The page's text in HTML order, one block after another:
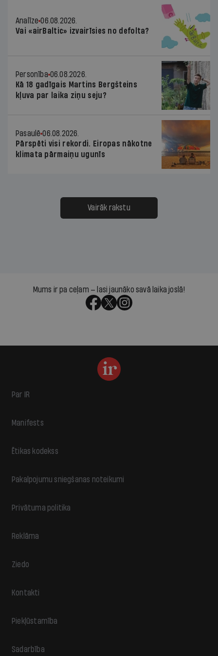
Analīze 06.08.2026.
Vai «airBaltic» izvairīsies no defolta?
Personība 06.08.2026.
Kā 18 gadīgais Martins Bergšteins
kļuva par laika ziņu seju?
Pasaulē 06.08.2026.
Pārspēti visi rekordi. Eiropas nākotne
klimata pārmaiņu ugunīs
Vairāk rakstu
Mums ir pa ceļam — lasi jaunāko savā laika joslā!
Par IR
Manifests
Ētikas kodekss
Pakalpojumu sniegšanas noteikumi
Privātuma politika
Reklāma
Ziedo
Kontakti
Piekļūstamība
Sadarbība